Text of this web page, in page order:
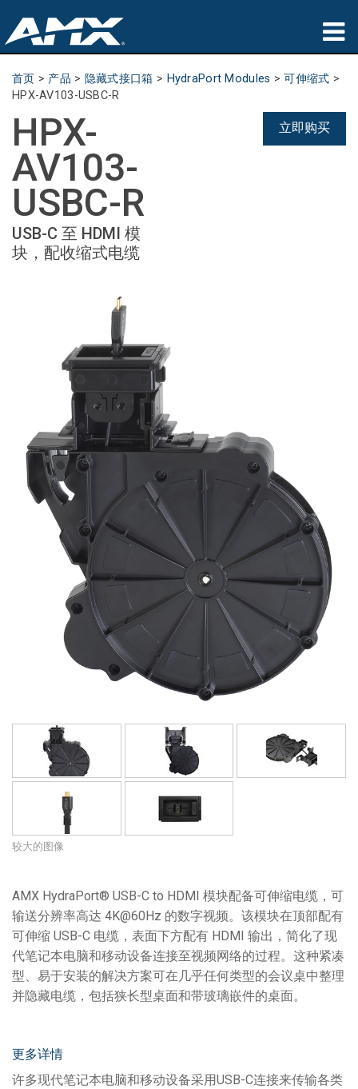
产品
Partners
哪里购买
培训
支持
语言/地区
首页 > 产品 > 隐藏式接口箱 > HydraPort Modules >可伸缩式 >
HPX-AV103-USBC-R
HPX-
AV103-
USBC-R
USB-C 至 HDMI 模
块，配收缩式电缆
立即购买
较大的图像
AMX HydraPort® USB-C to HDMI 模块配备可伸缩电缆，可
输送分辨率高达 4K@60Hz 的数字视频。该模块在顶部配有
可伸缩 USB-C 电缆，表面下方配有 HDMI 输出，简化了现
代笔记本电脑和移动设备连接至视频网络的过程。这种紧凑
型、易于安装的解决方案可在几乎任何类型的会议桌中整理
并隐藏电缆，包括狭长型桌面和带玻璃嵌件的桌面。
更多详情
许多现代笔记本电脑和移动设备采用USB-C连接来传输各类